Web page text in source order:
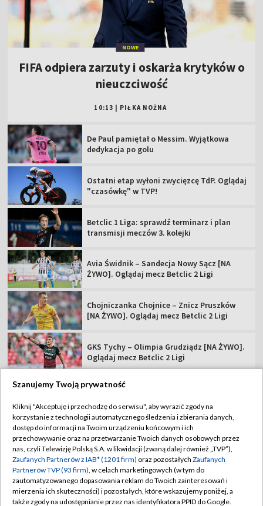
NOWE
FIFA odpiera zarzuty i oskarża krytyków o
nieuczciwość
10:13 PIŁKA NOŻNA
De Paul pamiętał o Messim. Wyjątkowa
dedykacja po golu
Ostatni etap wyłoni zwycięzcę TdP. Oglądaj
"czasówkę" w TVP!
Betclic 1 Liga: sprawdź terminarz i plan
transmisji meczów 3. kolejki
Avia Świdnik – Sandecja Nowy Sącz [NA
ŻYWO]. Oglądaj mecz Betclic 2 Ligi
Chojniczanka Chojnice – Znicz Pruszków
[NA ŻYWO]. Oglądaj mecz Betclic 2 Ligi
GKS Tychy – Olimpia Grudziądz [NA ŻYWO].
Oglądaj mecz Betclic 2 Ligi
TVP
Abonament TVP
Sklep TVP
Biuro Reklamy
Oferta Handlowa
Regulamin TVP
Polityka prywatności
Moje zgody
Biuro reklamy
Szanujemy Twoją prywatność
Kliknij "Akceptuję i przechodzę do serwisu", aby wyrazić zgody na
korzystanie z technologii automatycznego śledzenia i zbierania danych,
dostęp do informacji na Twoim urządzeniu końcowym i ich
przechowywanie oraz na przetwarzanie Twoich danych osobowych przez
nas, czyli Telewizję Polską S.A. w likwidacji (zwaną dalej również „TVP”),
Zaufanych Partnerów z IAB* (1201 firm) oraz pozostałych Zaufanych
Partnerów TVP (93 firm), w celach marketingowych (w tym do
zautomatyzowanego dopasowania reklam do Twoich zainteresowań i
mierzenia ich skuteczności) i pozostałych, które wskazujemy poniżej, a
także zgody na udostępnianie przez nas identyfikatora PPID do Google.